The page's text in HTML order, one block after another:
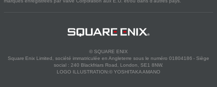
© SQUARE ENIX
Square Enix Limited, société immatriculée en Angleterre sous le numéro 01804186 - Siège
social : 240 Blackfriars Road, London, SE1 8NW.
LOGO ILLUSTRATION:© YOSHITAKA AMANO